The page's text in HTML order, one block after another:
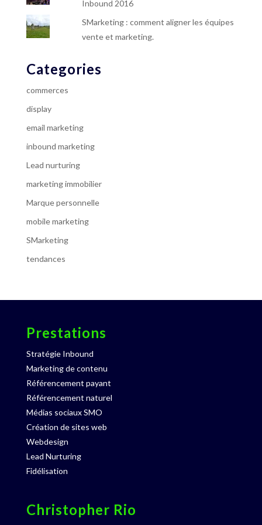
Inbound 2016
SMarketing : comment aligner les équipes
vente et marketing.
Categories
commerces
display
email marketing
inbound marketing
Lead nurturing
marketing immobilier
Marque personnelle
mobile marketing
SMarketing
tendances
Prestations
Stratégie Inbound
Marketing de contenu
Référencement payant
Référencement naturel
Médias sociaux SMO
Création de sites web
Webdesign
Lead Nurturing
Fidélisation
Christopher Rio